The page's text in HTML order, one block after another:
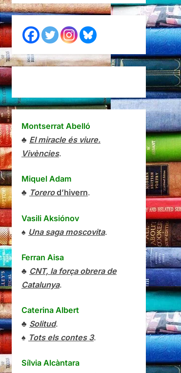
Montserrat Abelló
♣ El miracle és viure.
Vivències.
Miquel Adam
♣ Torerod’hivern.
Vasili Aksiónov
♠ Una saga moscovita.
Ferran Aisa
♣ CNT, la força obrera de
Catalunya.
Caterina Albert
♣ Solitud.
♠ Tots els contes 3.
Sílvia Alcàntara